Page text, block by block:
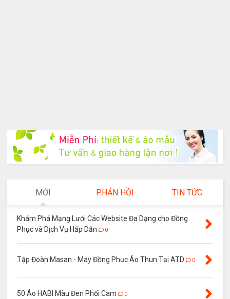
MỚI PHẢN HỒI TIN TỨC
Khám Phá Mạng Lưới Các Website Đa Dạng cho Đồng
Phục và Dịch Vụ Hấp Dẫn
0
Tập Đoàn Masan - May Đồng Phục Áo Thun Tại ATD 0
50 Áo HABI Màu Đen Phối Cam 0